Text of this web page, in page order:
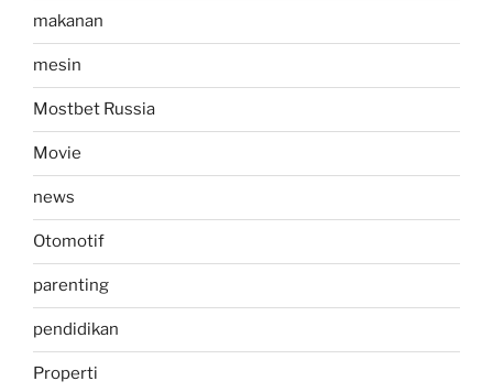
makanan
mesin
Mostbet Russia
Movie
news
Otomotif
parenting
pendidikan
Properti